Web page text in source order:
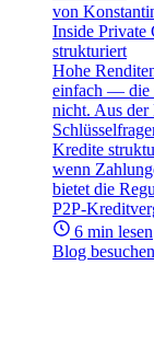
von
Inside Private
strukturiert
Hohe
einfach — die
nicht. Aus der
Kredite
wenn
bietet die
P2P-
6 min lesen
Blog besuchen